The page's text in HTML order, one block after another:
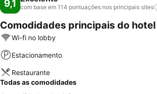
9,1 com base em 114 pontuações nos principais sites
Comodidades principais do hotel
Wi-fi no lobby
Estacionamento
Restaurante
Todas as comodidades